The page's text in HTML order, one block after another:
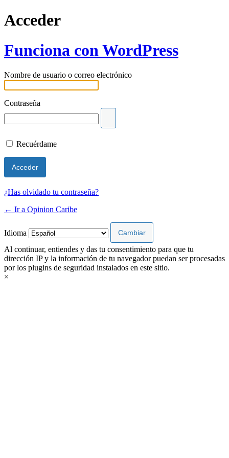
Acceder
Funciona con WordPress
Nombre de usuario o correo electrónico
Contraseña
Recuérdame
¿Has olvidado tu contraseña?
← Ir a Opinion Caribe
Idioma
Al continuar, entiendes y das tu consentimiento para que tu
dirección IP y la información de tu navegador puedan ser procesadas
por los plugins de seguridad instalados en este sitio.
×